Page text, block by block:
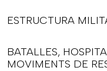
ESTRUCTURA
BATALLES,
MOVIMENTS DE